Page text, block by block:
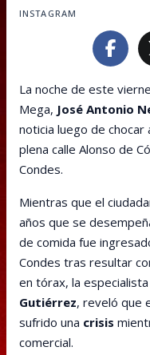
INSTAGRAM
La noche de este
Mega, José Antonio
noticia luego de chocar
plena calle Alonso de
Condes.
Mientras que el
años que se
de comida fue
Condes tras resultar
en tórax, la
Gutiérrez, reveló que
sufrido una crisis
comercial.